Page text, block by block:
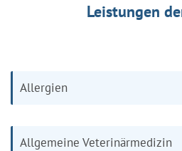
Leistungen
Allergien
Allgemeine Veterinärmedizin